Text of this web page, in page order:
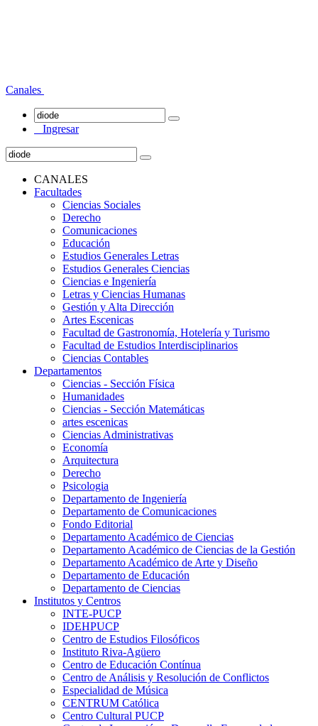
Canales
Ingresar
CANALES
Facultades
Ciencias Sociales
Derecho
Comunicaciones
Educación
Estudios Generales Letras
Estudios Generales Ciencias
Ciencias e Ingeniería
Letras y Ciencias Humanas
Gestión y Alta Dirección
Artes Escenicas
Facultad de Gastronomía, Hotelería y Turismo
Facultad de Estudios Interdisciplinarios
Ciencias Contables
Departamentos
Ciencias - Sección Física
Humanidades
Ciencias - Sección Matemáticas
artes escenicas
Ciencias Administrativas
Economía
Arquitectura
Derecho
Psicologia
Departamento de Ingeniería
Departamento de Comunicaciones
Fondo Editorial
Departamento Académico de Ciencias
Departamento Académico de Ciencias de la Gestión
Departamento Académico de Arte y Diseño
Departamento de Educación
Departamento de Ciencias
Institutos y Centros
INTE-PUCP
IDEHPUCP
Centro de Estudios Filosóficos
Instituto Riva-Agüero
Centro de Educación Contínua
Centro de Análisis y Resolución de Conflictos
Especialidad de Música
CENTRUM Católica
Centro Cultural PUCP